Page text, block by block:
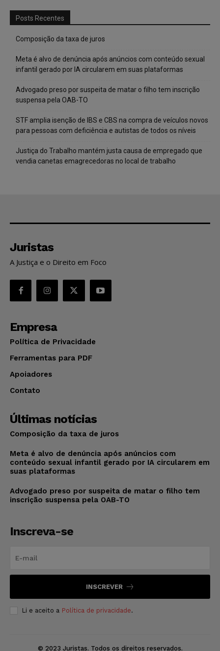
Posts Recentes
Composição da taxa de juros
Meta é alvo de denúncia após anúncios com conteúdo sexual
infantil gerado por IA circularem em suas plataformas
Advogado preso por suspeita de matar o filho tem inscrição
suspensa pela OAB-TO
STF amplia isenção de IBS e CBS na compra de veículos novos
para pessoas com deficiência e autistas de todos os níveis
Justiça do Trabalho mantém justa causa de empregado que
vendia canetas emagrecedoras no local de trabalho
Juristas
A Justiça e o Direito em Foco
Empresa
Política de Privacidade
Ferramentas para PDF
Apoiadores
Contato
Últimas notícias
Composição da taxa de juros
Meta é alvo de denúncia após anúncios com
conteúdo sexual infantil gerado por IA circularem em
suas plataformas
Advogado preso por suspeita de matar o filho tem
inscrição suspensa pela OAB-TO
Inscreva-se
INSCREVER
Li e aceito a Política de privacidade.
© 2023 Juristas. Todos os direitos reservados.